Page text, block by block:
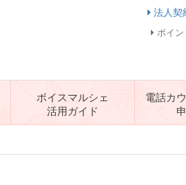
法人契
ポイン
ボイスマルシェ
活用ガイド
電話カ